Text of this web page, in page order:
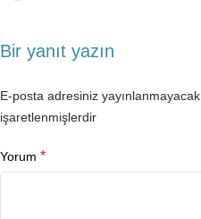
Bir yanıt yazın
E-posta adresiniz yayınlanmayacak.
işaretlenmişlerdir
Yorum *